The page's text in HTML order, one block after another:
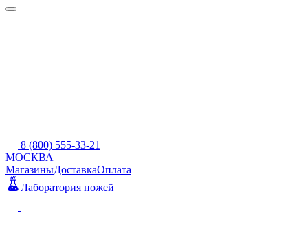
8 (800) 555-33-21
МОСКВА
МагазиныДоставкаОплата
Лаборатория ножей